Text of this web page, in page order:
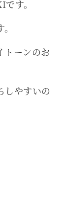
す。
トーンのお
しやすいの